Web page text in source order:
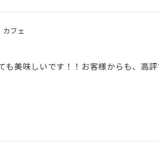
カフェ
も美味しいです！！お客様からも、高